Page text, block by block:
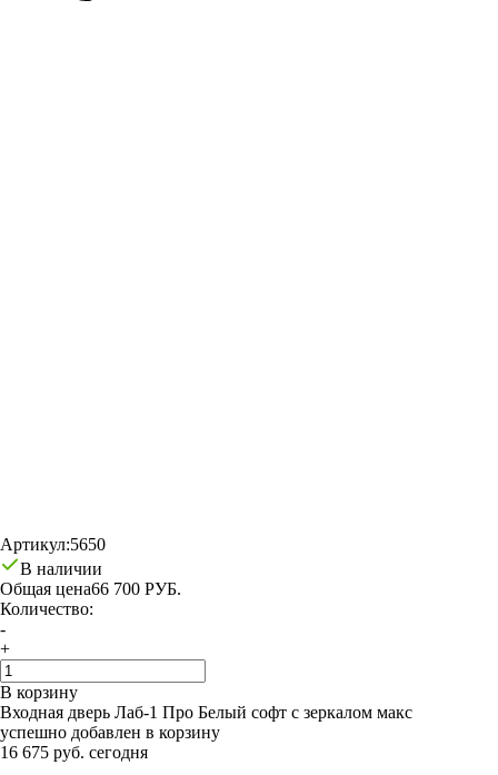
Артикул:5650
В наличии
Общая цена66 700 РУБ.
Количество:
-
+
В корзину
Входная дверь Лаб-1 Про Белый софт с зеркалом макс
успешно добавлен в корзину
16 675 руб. сегодня